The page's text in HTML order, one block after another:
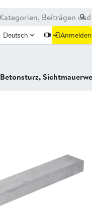
Deutsch Anmelden
Betonsturz,